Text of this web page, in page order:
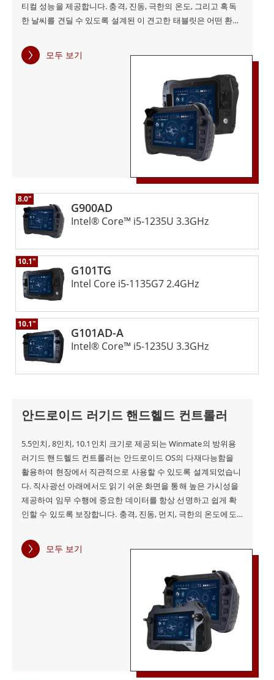
성 등이 있습니다. 산업 자동화 분야에서는 공장 생산 라인
의 생산 효율성을 높이고 인건비를 절감하며 제품 품질을
향상시키는 Winmate 로봇 제어 GCS를 사용할 수 있습니
다. 물류 관리 분야에서는 창고와 물류 센터에서 물품을 빠
르게 분류하고 배송하기 위해 자동화된 로봇을 효과적으로
관리합니다. 하이테크 애플리케이션에서는 연구 개발 분야
의 복잡한 로봇 실험과 애플리케이션을 지원하여 기술 혁
신을 주도합니다. Winmate 로봇 제어 GCS를 선택한다는
것은 안정적이고 효율적이며 신뢰할 수 있는 고급 로봇 제
어 시스템을 선택한다는 것을 의미합니다. Winmate의 기
술 팀은 광범위한 경험을 보유하고 있으며 시스템의 장기
적인 안정적인 운영을 보장하기 위해 포괄적인 지원과 서
비스를 제공할 수 있습니다. 결론적으로 Winmate 로봇 제
어 GCS는 작업 효율성 향상, 운영 비용 절감 및 제품 품질
향상에 상당한 이점을 제공하는 강력한 고성능 로봇 제어
시스템입니다. 산업 분야에 관계없이 이 시스템은 자동화
및 인텔리전스 목표를 달성하는 데 도움이 될 수 있습니다.
신뢰할 수 있는 로봇 제어 솔루션을 찾고 있다면 Winmate
로봇 제어 GCS가 완벽한 선택입니다.
고 안정적인 솔루션입니다. 직관적인 사용자 인터페이스,
고급 비행 제어 및 모니터링 기능, 원활한 페이로드 관리,
강력한 연결성, 견고한 설계를 갖춘 Winmate GCS는 운영
자가 자신감을 가지고 UAV 임무를 효율적으로 제어하고
모니터링할 수 있도록 지원합니다. Winmate 지상 관제 스
테이션에 투자하여 UAV 운영의 성능과 안정성을 새로운
차원으로 끌어올리세요.
티컬 성능을 제공합니다. 충격, 진동, 극한의 온도, 그리고 혹독
한 날씨를 견딜 수 있도록 설계된 이 견고한 태블릿은 어떤 환경
뛰어나면서도 내구성이 뛰어난 폼팩터는 국방 통신, 지휘, 통제
및 전술 기동에 필수적입니다.
모두 보기
G900AD
8.0"
Intel® Core™ i5-1235U 3.3GHz
G101TG
10.1"
Intel Core i5-​1135G7 2.4GHz
G101AD-A
10.1"
Intel® Core™ i5-1235U 3.3GHz
안드로이드 러기드 핸드헬드 컨트롤러
5.5인치, 8인치, 10.1인치 크기로 제공되는 Winmate의 방위용
러기드 핸드헬드 컨트롤러는 안드로이드 OS의 다재다능함을
활용하여 현장에서 직관적으로 사용할 수 있도록 설계되었습니
다. 직사광선 아래에서도 읽기 쉬운 화면을 통해 높은 가시성을
제공하여 임무 수행에 중요한 데이터를 항상 선명하고 쉽게 확
인할 수 있도록 보장합니다. 충격, 진동, 먼지, 극한의 온도에도
정적인 작동을 보장합니다. 견고한 무선 연결과 모바일 친화적
인 인터페이스를 통해 병사들의 원활한 연결과 임무 수행을 보
모두 보기